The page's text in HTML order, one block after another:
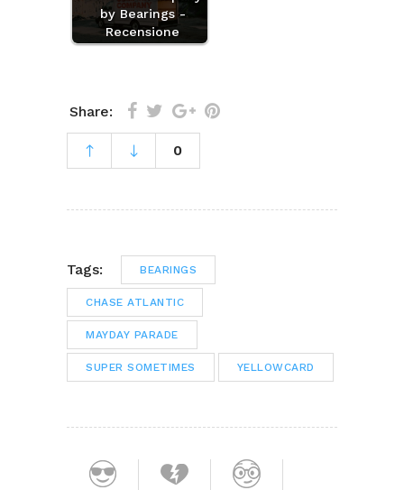
by Bearings -
Recensione
Share:
0
Tags: BEARINGS
CHASE ATLANTIC
MAYDAY PARADE
SUPER SOMETIMES YELLOWCARD